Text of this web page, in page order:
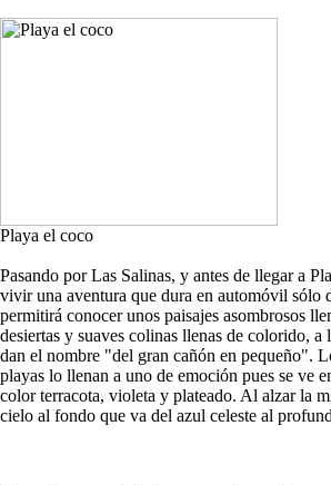
Playa el coco
Pasando por Las Salinas, y antes de llegar a
vivir una aventura que dura en automóvil sólo
permitirá conocer unos paisajes asombrosos
desiertas y suaves colinas llenas de colorido, a
dan el nombre "del gran cañón en pequeño".
playas lo llenan a uno de emoción pues se ve
color terracota, violeta y plateado. Al alzar la
cielo al fondo que va del azul celeste al